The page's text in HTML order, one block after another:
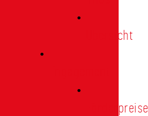
Übersicht
Förderpreise